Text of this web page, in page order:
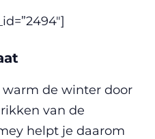
de winter door
van de
helpt je daarom